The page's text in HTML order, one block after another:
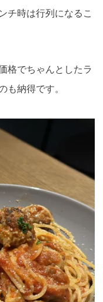
チ時は行列になるこ
格でちゃんとしたラ
も納得です。